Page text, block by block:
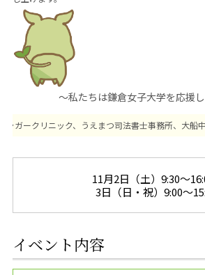
～私たちは鎌倉女子大学を応援
リニック、うえまつ司法書士事務所、大船中央病
11月2日（土）9:30～
3日（日・祝）9:00～
イベント内容